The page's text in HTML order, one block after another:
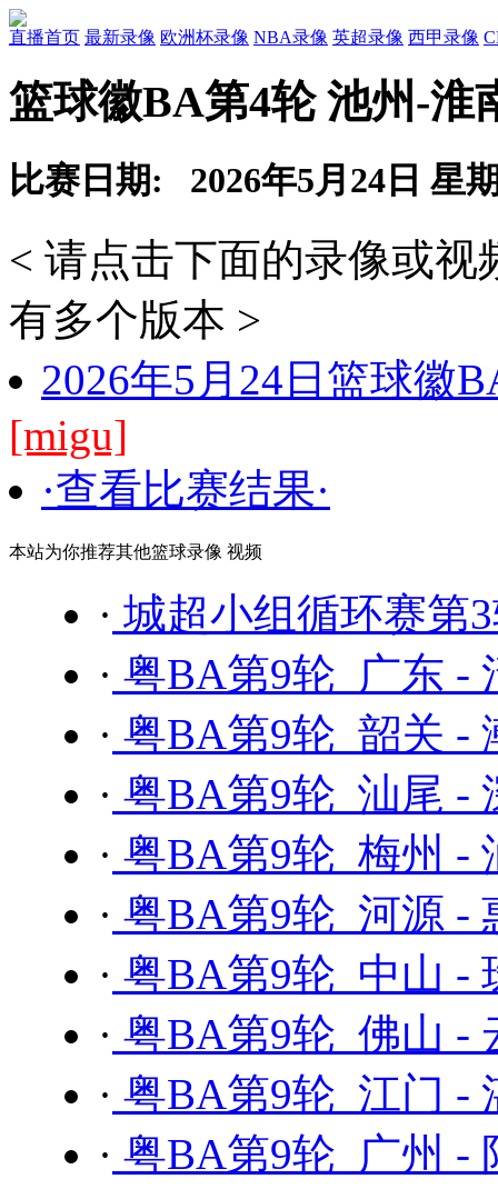
直播首页 最新录像 欧洲杯录像 NBA录像 英超录像 西甲录像
篮球徽BA第4轮 池州-淮
比赛日期: 2026年5月24日 星
< 请点击下面的录像或
有多个版本 >
2026年5月24日篮球徽
[migu]
·查看比赛结果·
本站为你推荐其他篮球录像 视频
· 城超小组循环赛第
· 粤BA第9轮 广东 -
· 粤BA第9轮 韶关 -
· 粤BA第9轮 汕尾 -
· 粤BA第9轮 梅州 -
· 粤BA第9轮 河源 -
· 粤BA第9轮 中山 -
· 粤BA第9轮 佛山 -
· 粤BA第9轮 江门 -
· 粤BA第9轮 广州 -